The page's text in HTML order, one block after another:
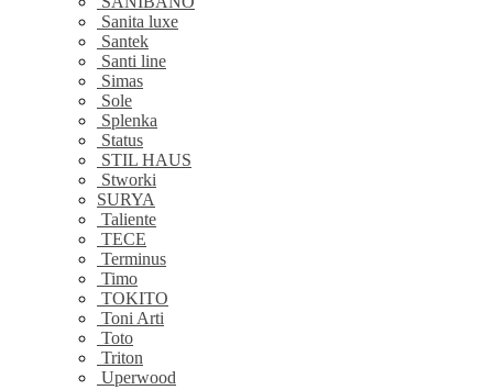
Sanita luxe
Santek
Santi line
Simas
Sole
Splenka
Status
STIL HAUS
Stworki
SURYA
Taliente
TECE
Terminus
Timo
TOKITO
Toni Arti
Toto
Triton
Uperwood